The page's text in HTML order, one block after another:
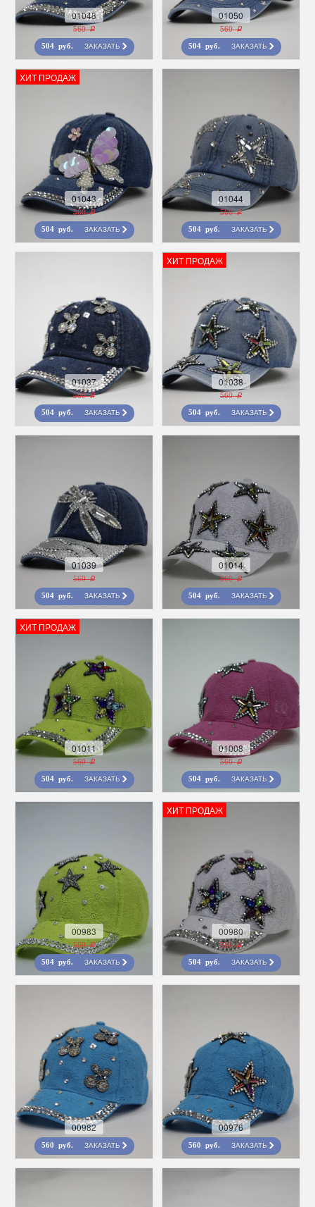
01048
560 r
504 руб. ЗАКАЗАТЬ
01050
560 r
504 руб. ЗАКАЗАТЬ
ХИТ ПРОДАЖ
01043
560 r
504 руб. ЗАКАЗАТЬ
01044
560 r
504 руб. ЗАКАЗАТЬ
01037
560 r
504 руб. ЗАКАЗАТЬ
ХИТ ПРОДАЖ
01038
560 r
504 руб. ЗАКАЗАТЬ
01039
560 r
504 руб. ЗАКАЗАТЬ
01014
560 r
504 руб. ЗАКАЗАТЬ
ХИТ ПРОДАЖ
01011
560 r
504 руб. ЗАКАЗАТЬ
01008
560 r
504 руб. ЗАКАЗАТЬ
00983
560 r
504 руб. ЗАКАЗАТЬ
ХИТ ПРОДАЖ
00980
560 r
504 руб. ЗАКАЗАТЬ
00982
560 руб. ЗАКАЗАТЬ
00976
560 руб. ЗАКАЗАТЬ